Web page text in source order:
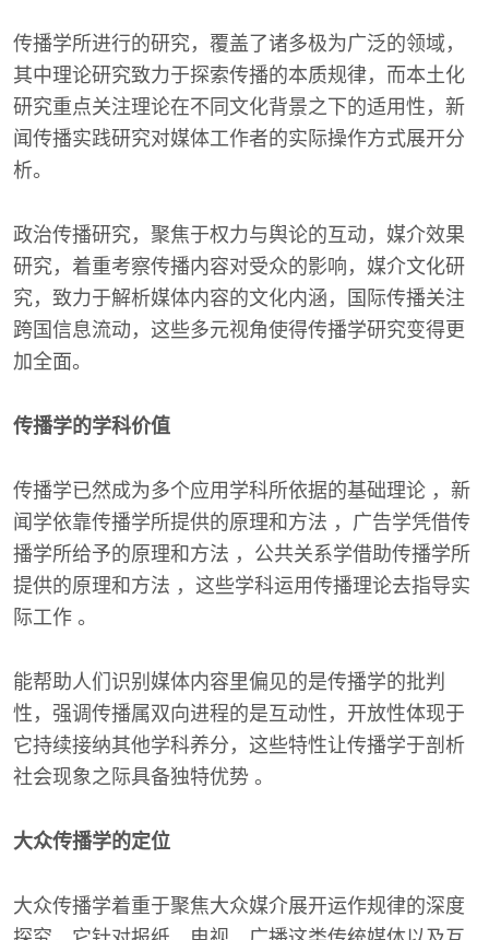
传播学所进行的研究，覆盖了诸多极为广泛的领域，
其中理论研究致力于探索传播的本质规律，而本土化
研究重点关注理论在不同文化背景之下的适用性，新
闻传播实践研究对媒体工作者的实际操作方式展开分
析。
政治传播研究，聚焦于权力与舆论的互动，媒介效果
研究，着重考察传播内容对受众的影响，媒介文化研
究，致力于解析媒体内容的文化内涵，国际传播关注
跨国信息流动，这些多元视角使得传播学研究变得更
加全面。
传播学的学科价值
传播学已然成为多个应用学科所依据的基础理论 ，新
闻学依靠传播学所提供的原理和方法 ，广告学凭借传
播学所给予的原理和方法 ，公共关系学借助传播学所
提供的原理和方法 ，这些学科运用传播理论去指导实
际工作 。
能帮助人们识别媒体内容里偏见的是传播学的批判
性，强调传播属双向进程的是互动性，开放性体现于
它持续接纳其他学科养分，这些特性让传播学于剖析
社会现象之际具备独特优势 。
大众传播学的定位
大众传播学着重于聚焦大众媒介展开运作规律的深度